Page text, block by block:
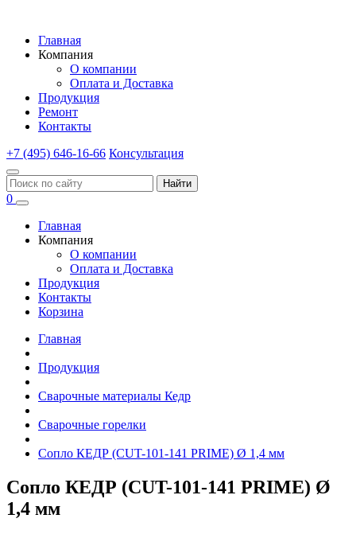
Главная
Компания
О компании
Оплата и Доставка
Продукция
Ремонт
Контакты
+7 (495) 646-16-66 Консультация
Найти
0
Главная
Компания
О компании
Оплата и Доставка
Продукция
Контакты
Корзина
Главная
Продукция
Сварочные материалы Кедр
Сварочные горелки
Сопло КЕДР (CUT-101-141 PRIME) Ø 1,4 мм
Сопло КЕДР (CUT-101-141 PRIME) Ø
1,4 мм